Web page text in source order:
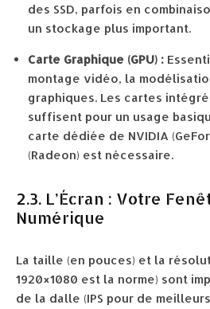
des SSD, parfois en
un stockage plus important.
Carte Graphique (GPU) :
montage vidéo, la
graphiques. Les cartes
suffisent pour un usage
carte dédiée de NVIDIA
(Radeon) est nécessaire.
2.3. L’Écran : Votre
Numérique
La taille (en pouces) et la
1920×1080 est la norme) sont
de la dalle (IPS pour de